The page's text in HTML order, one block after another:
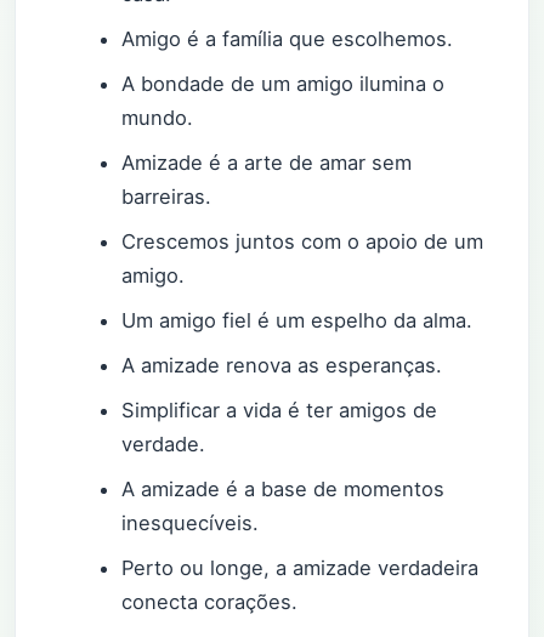
Amigo é a família que escolhemos.
A bondade de um amigo ilumina o
mundo.
Amizade é a arte de amar sem
barreiras.
Crescemos juntos com o apoio de um
amigo.
Um amigo fiel é um espelho da alma.
A amizade renova as esperanças.
Simplificar a vida é ter amigos de
verdade.
A amizade é a base de momentos
inesquecíveis.
Perto ou longe, a amizade verdadeira
conecta corações.